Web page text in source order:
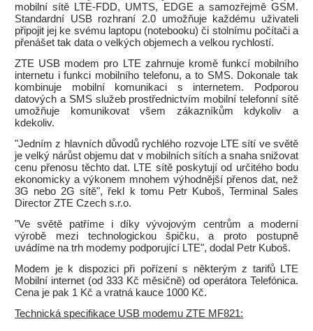
mobilní sítě LTE-FDD, UMTS, EDGE a samozřejmě GSM.
Standardní USB rozhraní 2.0 umožňuje každému uživateli
připojit jej ke svému laptopu (notebooku) či stolnímu počítači a
přenášet tak data o velkých objemech a velkou rychlostí.
ZTE USB modem pro LTE zahrnuje kromě funkcí mobilního
internetu i funkci mobilního telefonu, a to SMS. Dokonale tak
kombinuje mobilní komunikaci s internetem. Podporou
datových a SMS služeb prostřednictvím mobilní telefonní sítě
umožňuje komunikovat všem zákazníkům kdykoliv a
kdekoliv.
"Jedním z hlavních důvodů rychlého rozvoje LTE sítí ve světě
je velký nárůst objemu dat v mobilních sítích a snaha snižovat
cenu přenosu těchto dat. LTE sítě poskytují od určitého bodu
ekonomicky a výkonem mnohem výhodnější přenos dat, než
3G nebo 2G sítě", řekl k tomu Petr Kuboš, Terminal Sales
Director ZTE Czech s.r.o.
"Ve světě patříme i díky vývojovým centrům a moderní
výrobě mezi technologickou špičku, a proto postupně
uvádíme na trh modemy podporující LTE", dodal Petr Kuboš.
Modem je k dispozici při pořízení s některým z tarifů LTE
Mobilní internet (od 333 Kč měsičně) od operátora Telefónica.
Cena je pak 1 Kč a vratná kauce 1000 Kč.
Technická specifikace USB modemu ZTE MF821: